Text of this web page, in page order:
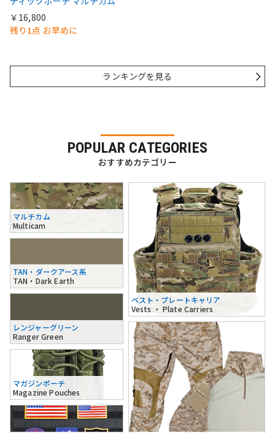
￥16,800
残り1点 お早めに
ランキングを見る
POPULAR CATEGORIES
おすすめカテゴリー
マルチカム
Multicam
TAN・ダークアース系
TAN・Dark Earth
レンジャーグリーン
Ranger Green
ベスト・プレートキャリア
Vests ・ Plate Carriers
マガジンポーチ
Magazine Pouches